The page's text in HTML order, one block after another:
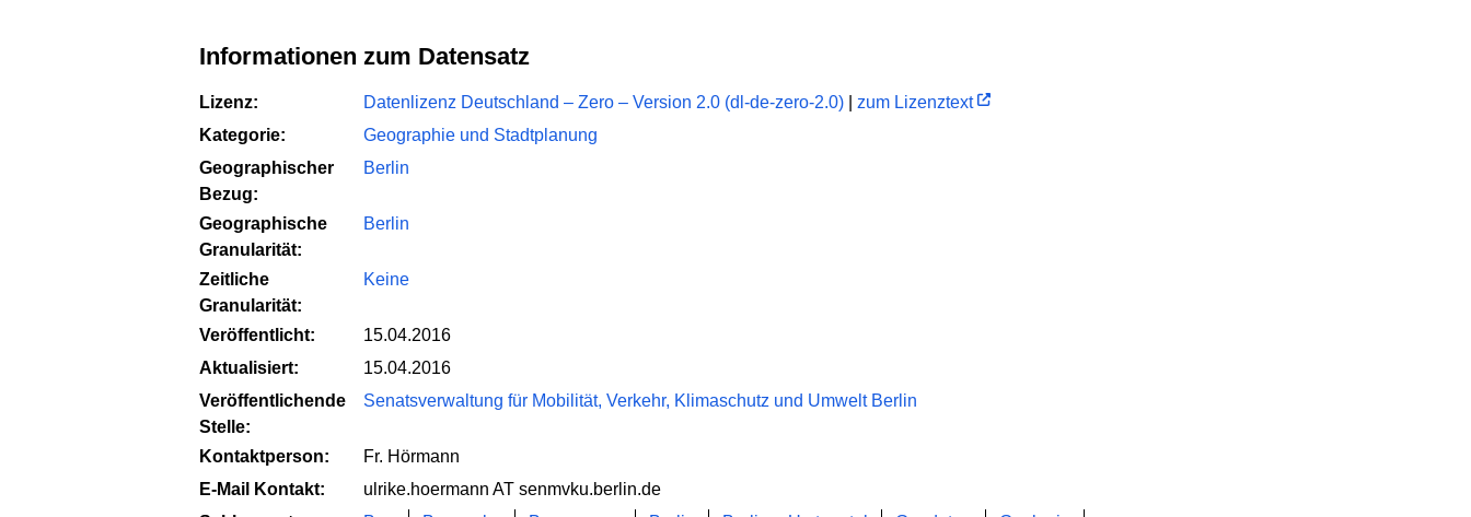
Informationen zum Datensatz
Lizenz: Datenlizenz Deutschland – Zero – Version 2.0 (dl-de-zero-2.0)
zum Lizenztext
Kategorie:
Geographie und Stadtplanung
Geographischer
Bezug:
Berlin
Geographische
Granularität:
Berlin
Zeitliche
Granularität:
Keine
Veröffentlicht:
15.04.2016
Aktualisiert:
15.04.2016
Veröffentlichende
Stelle:
Senatsverwaltung für Mobilität, Verkehr, Klimaschutz und Umwelt Berlin
Kontaktperson:
Fr. Hörmann
E-Mail Kontakt:
ulrike.hoermann AT senmvku.berlin.de